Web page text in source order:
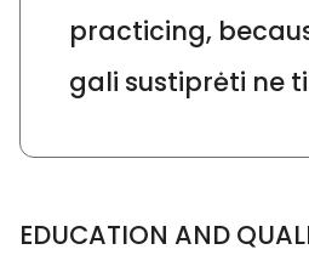
practicing,
gali sustiprėti ne
EDUCATION AND